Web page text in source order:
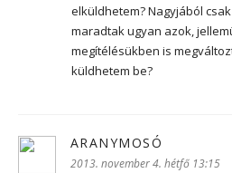
elküldhetem? Nagyjából
maradtak ugyan azok,
megítélésükben is
küldhetem be?
ARANYMOSÓ
2013. november 4. hétfő 13:15